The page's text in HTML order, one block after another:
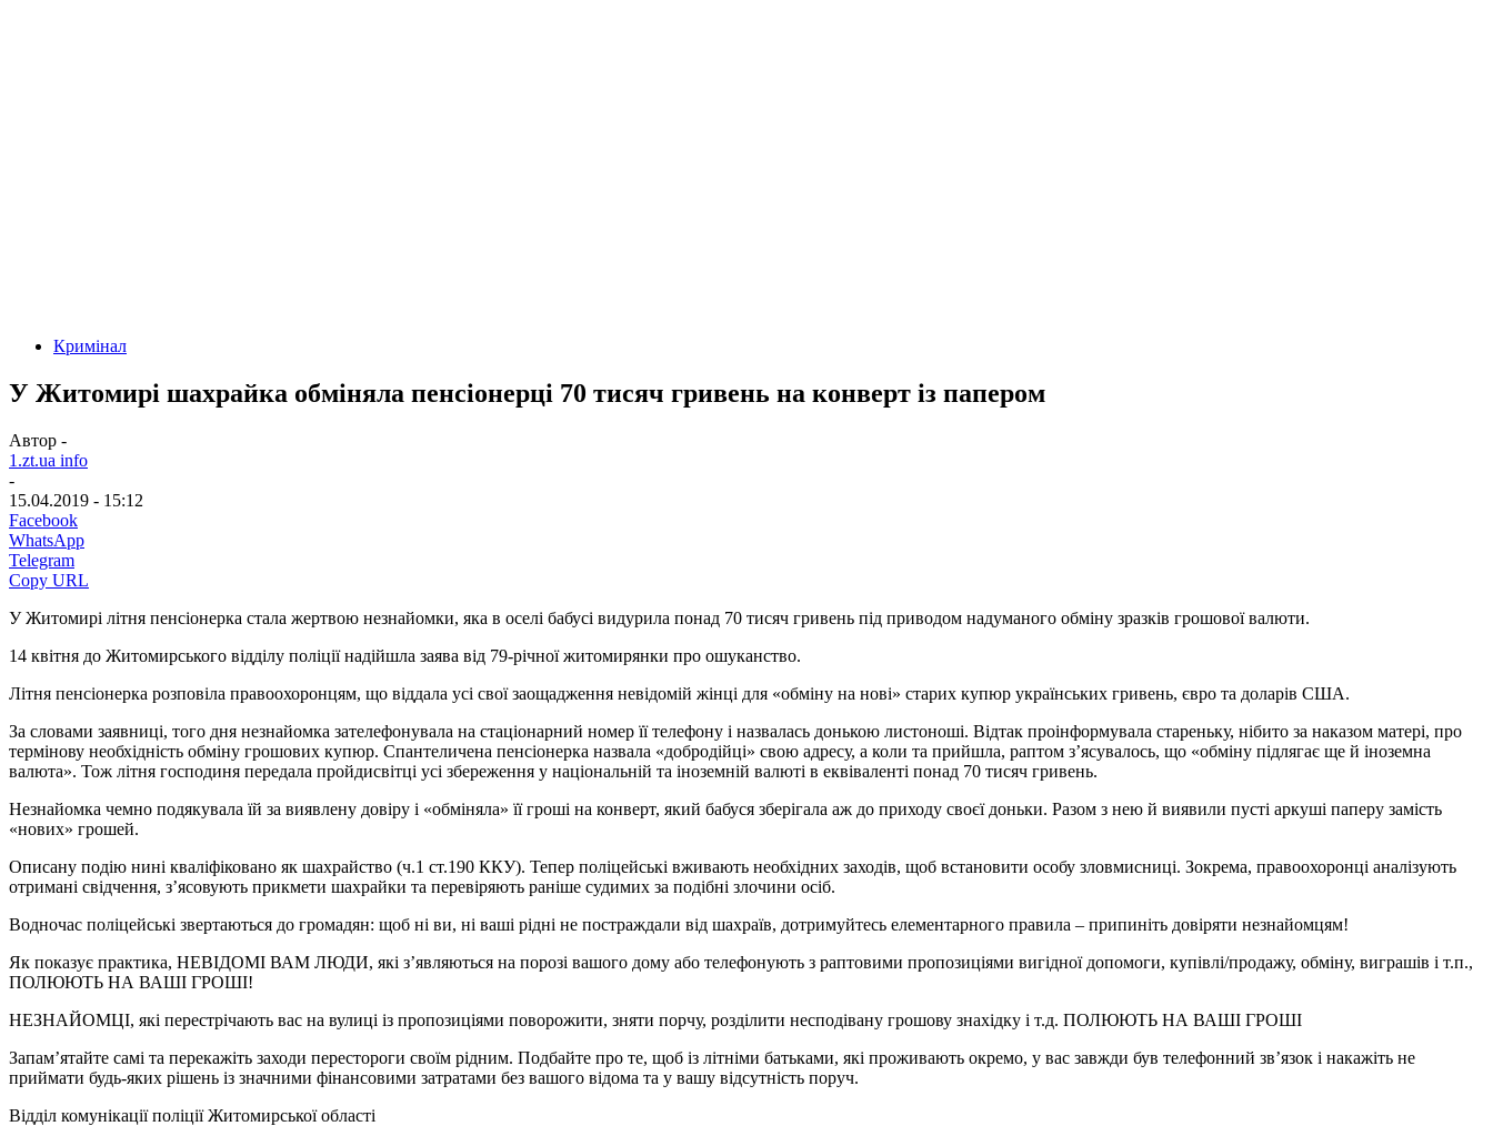
Кримінал
У Житомирі шахрайка обміняла пенсіонерці 70 тисяч гривень на конверт із папером
Автор -
1.zt.ua info
-
15.04.2019 - 15:12
Facebook
WhatsApp
Telegram
Copy URL
У Житомирі літня пенсіонерка стала жертвою незнайомки, яка в оселі бабусі видурила понад 70 тисяч гривень під приводом надуманого обмiну зразків грошової валюти.
14 квітня до Житомирського відділу поліції надійшла заява від 79-річної житомирянки про ошуканство.
Літня пенсіонерка розповіла правоохоронцям, що віддала усі свої заощадження невідомій жінці для «обміну на нові» старих купюр українських гривень, євро та доларів США.
За словами заявниці, того дня незнайомка зателефонувала на стаціонарний номер її телефону і назвалась донькою листоноші. Відтак проінформувала стареньку, нібито за наказом матері, про
термінову необхідність обміну грошових купюр. Спантеличена пенсіонерка назвала «добродійці» свою адресу, а коли та прийшла, раптом з’ясувалось, що «обміну підлягає ще й іноземна
валюта». Тож літня господиня передала пройдисвітці усі збереження у національній та іноземній валюті в еквіваленті понад 70 тисяч гривень.
Незнайомка чемно подякувала їй за виявлену довіру і «обміняла» її гроші на конверт, який бабуся зберігала аж до приходу своєї доньки. Разом з нею й виявили пусті аркуші паперу замість
«нових» грошей.
Описану подію нині кваліфіковано як шахрайство (ч.1 ст.190 ККУ). Тепер поліцейські вживають необхідних заходів, щоб встановити особу зловмисниці. Зокрема, правоохоронці аналізують
отримані свідчення, з’ясовують прикмети шахрайки та перевіряють раніше судимих за подібні злочини осіб.
Водночас поліцейські звертаються до громадян: щоб ні ви, ні ваші рідні не постраждали від шахраїв, дотримуйтесь елементарного правила – припиніть довіряти незнайомцям!
Як показує практика, НЕВІДОМІ ВАМ ЛЮДИ, які з’являються на порозі вашого дому або телефонують з раптовими пропозиціями вигідної допомоги, купівлі/продажу, обміну, виграшів і т.п.,
ПОЛЮЮТЬ НА ВАШІ ГРОШІ!
НЕЗНАЙОМЦІ, які перестрічають вас на вулиці із пропозиціями поворожити, зняти порчу, розділити несподівану грошову знахідку і т.д. ПОЛЮЮТЬ НА ВАШІ ГРОШІ
Запам’ятайте самі та перекажіть заходи перестороги своїм рідним. Подбайте про те, щоб із літніми батьками, які проживають окремо, у вас завжди був телефонний зв’язок і накажіть не
приймати будь-яких рішень із значними фінансовими затратами без вашого відома та у вашу відсутність поруч.
Відділ комунікації поліції Житомирської області